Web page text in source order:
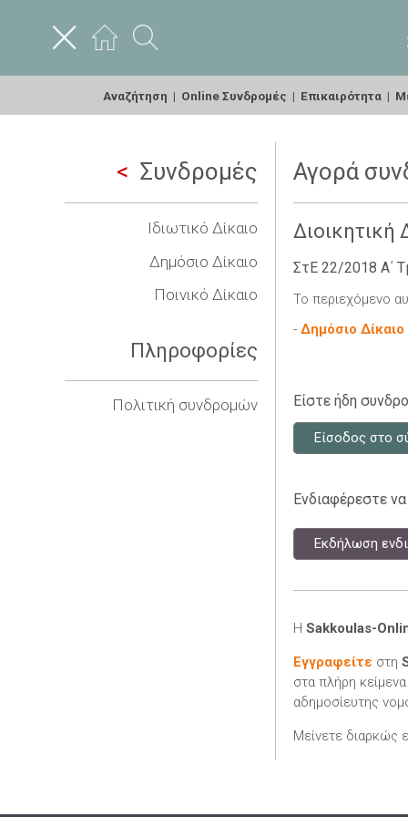
Αναζήτηση | Online Συνδρομές | Επικαιρότητα |
Συνδρομές
Ιδιωτικό Δίκαιο
Δημόσιο Δίκαιο
Ποινικό Δίκαιο
Πληροφορίες
Πολιτική συνδρομών
Αγορά
Διοικητική
ΣτΕ 22/2018 Α΄
Το περιεχόμενο
- Δημόσιο Δίκαιο
Είστε ήδη
Είσοδος στο
Ενδιαφέρεστε
Εκδήλωση
Η Sakkoulas-
Εγγραφείτε στη
στα πλήρη
αδημοσίευτης
Μείνετε διαρκώς